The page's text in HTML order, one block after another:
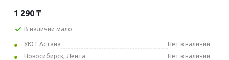
1 290 ₸
В наличии мало
УЮТ Астана
Нет в наличии
Новосибирск, Лента
Нет в наличии